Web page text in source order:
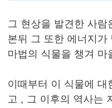
그 현상을 발견한 사람
본뒤 그 또한 에너지가
마법의 식물을 챙겨 마
이때부터 이 식물에
고 , 그 이후의 역사는